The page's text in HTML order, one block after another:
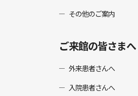
その他のご案内
ご来館の皆さまへ
外来患者さんへ
入院患者さんへ